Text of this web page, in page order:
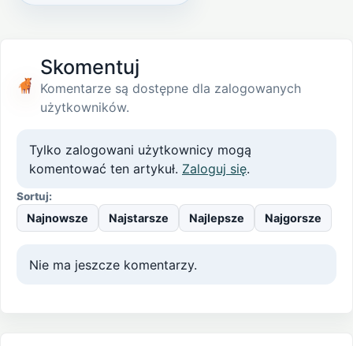
Skomentuj
Komentarze są dostępne dla zalogowanych
użytkowników.
Tylko zalogowani użytkownicy mogą
komentować ten artykuł. Zaloguj się.
Sortuj:
Najnowsze Najstarsze Najlepsze Najgorsze
Nie ma jeszcze komentarzy.